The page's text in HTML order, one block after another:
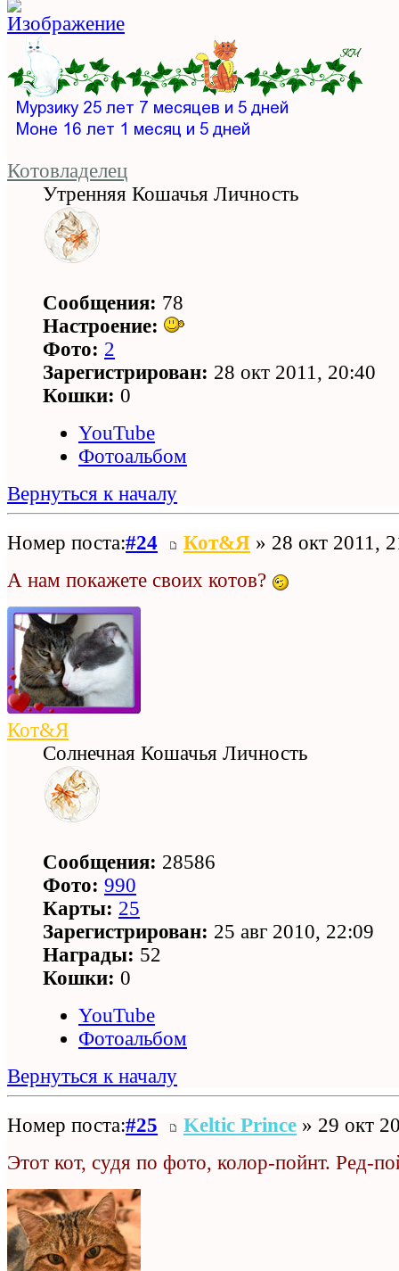
Котовладелец
Утренняя Кошачья Личность
Сообщения: 78
Настроение:
Фото: 2
Зарегистрирован: 28 окт 2011, 20:40
Кошки: 0
YouTube
Фотоальбом
Вернуться к началу
Номер поста:#24 Кот&Я » 28 окт 2011,
А нам покажете своих котов?
Кот&Я
Солнечная Кошачья Личность
Сообщения: 28586
Фото: 990
Карты: 25
Зарегистрирован: 25 авг 2010, 22:09
Награды: 52
Кошки: 0
YouTube
Фотоальбом
Вернуться к началу
Номер поста:#25 Keltic Prince » 29 окт
Этот кот, судя по фото, колор-пойнт. Ред-